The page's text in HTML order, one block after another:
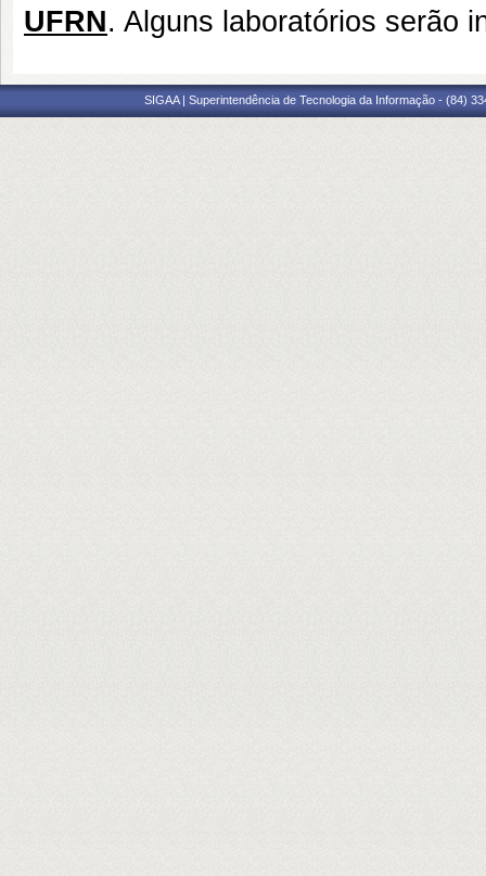
UFRN. Alguns laboratórios serão
SIGAA | Superintendência de Tecnologia da Informação - (84)